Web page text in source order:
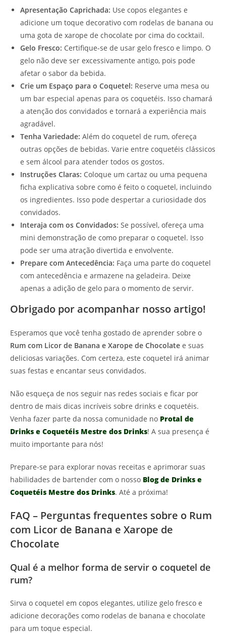
Apresentação Caprichada: Use copos elegantes e
adicione um toque decorativo com rodelas de banana ou
uma gota de xarope de chocolate por cima do cocktail.
Gelo Fresco: Certifique-se de usar gelo fresco e limpo. O
gelo não deve ser excessivamente antigo, pois pode
afetar o sabor da bebida.
Crie um Espaço para o Coquetel: Reserve uma mesa ou
um bar especial apenas para os coquetéis. Isso chamará
a atenção dos convidados e tornará a experiência mais
agradável.
Tenha Variedade: Além do coquetel de rum, ofereça
outras opções de bebidas. Varie entre coquetéis clássicos
e sem álcool para atender todos os gostos.
Instruções Claras: Coloque um cartaz ou uma pequena
ficha explicativa sobre como é feito o coquetel, incluindo
os ingredientes. Isso pode despertar a curiosidade dos
convidados.
Interaja com os Convidados: Se possível, ofereça uma
mini demonstração de como preparar o coquetel. Isso
pode ser uma atração divertida e envolvente.
Prepare com Antecedência: Faça uma parte do coquetel
com antecedência e armazene na geladeira. Deixe
apenas a adição de gelo para o momento de servir.
Obrigado por acompanhar nosso artigo!
Esperamos que você tenha gostado de aprender sobre o
Rum com Licor de Banana e Xarope de Chocolate e suas
deliciosas variações. Com certeza, este coquetel irá animar
suas festas e encantar seus convidados.
Não esqueça de nos seguir nas redes sociais e ficar por
dentro de mais dicas incríveis sobre drinks e coquetéis.
Venha fazer parte da nossa comunidade no Protal de
Drinks e Coquetéis Mestre dos Drinks! A sua presença é
muito importante para nós!
Prepare-se para explorar novas receitas e aprimorar suas
habilidades de bartender com o nosso Blog de Drinks e
Coquetéis Mestre dos Drinks. Até a próxima!
FAQ – Perguntas frequentes sobre o Rum
com Licor de Banana e Xarope de
Chocolate
Qual é a melhor forma de servir o coquetel de
rum?
Sirva o coquetel em copos elegantes, utilize gelo fresco e
adicione decorações como rodelas de banana e chocolate
para um toque especial.